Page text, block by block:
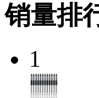
销量排
1